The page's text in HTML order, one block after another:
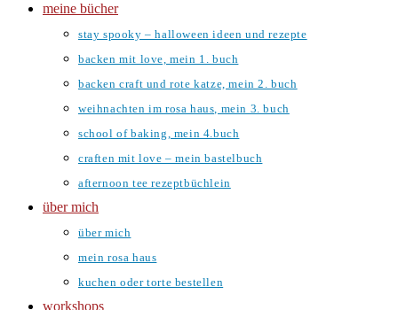
meine bücher
stay spooky – halloween ideen und rezepte
backen mit love, mein 1. buch
backen craft und rote katze, mein 2. buch
weihnachten im rosa haus, mein 3. buch
school of baking, mein 4.buch
craften mit love – mein bastelbuch
afternoon tee rezeptbüchlein
über mich
über mich
mein rosa haus
kuchen oder torte bestellen
workshops